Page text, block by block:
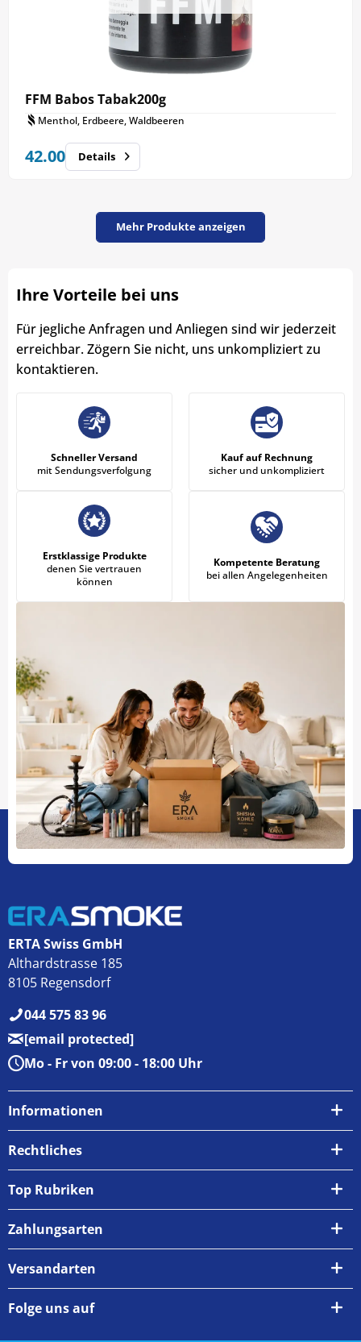
FFM Babos Tabak200g
Menthol, Erdbeere, Waldbeeren
42.00 Details
Mehr Produkte anzeigen
Ihre Vorteile bei uns
Für jegliche Anfragen und Anliegen sind wir jederzeit
erreichbar. Zögern Sie nicht, uns unkompliziert zu
kontaktieren.
Schneller Versand
mit Sendungsverfolgung
Kauf auf Rechnung
sicher und unkompliziert
Erstklassige Produkte
denen Sie vertrauen
können
Kompetente Beratung
bei allen Angelegenheiten
ERTA Swiss GmbH
Althardstrasse 185
8105 Regensdorf
044 575 83 96
[email protected]
Mo - Fr von 09:00 - 18:00 Uhr
Informationen
Über uns
Zahlungsarten
Versand & Abholung
Newsletter
Rückgabe & Umtausch
Rechtliches
AGB
Widerrufsrecht
Top Rubriken
Zahlungsarten
Versandarten
Folge uns auf